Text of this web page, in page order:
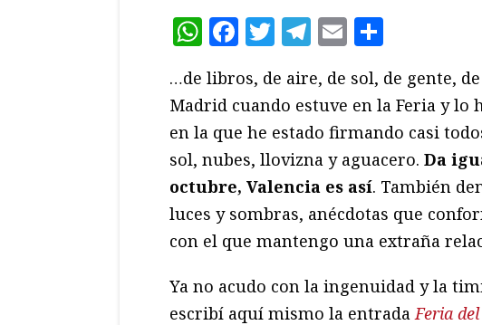
WhatsApp
Facebook
Twitter
Telegram
Email
…de libros, de aire, de sol, de gente,
Madrid cuando estuve en la Feria y lo
en la que he estado firmando casi
sol, nubes, llovizna y aguacero. Da
octubre, Valencia es así. También
luces y sombras, anécdotas que
con el que mantengo una extraña
Ya no acudo con la ingenuidad y la
escribí aquí mismo la entrada Feria